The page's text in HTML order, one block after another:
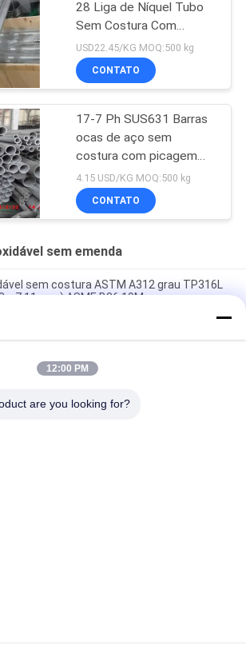
28 Liga de Níquel Tubo
Sem Costura Com
Certificado EN10204 3.1
USD22.45/KG MOQ:500 kg
CONTATO
17-7 Ph SUS631 Barras
ocas de aço sem
costura com picagem
por recozimento
4.15 USD/KG MOQ:500 kg
CONTATO
sem emenda
sem costura ASTM A312 grau TP316L
× 7,11 mm) ASME B36.19M
C-276 Astm 494 Tubo Sem Costura
Hastelloy C-276 Tubo
estirada a frio de tubo de aço
12:00 PM
are you looking for?